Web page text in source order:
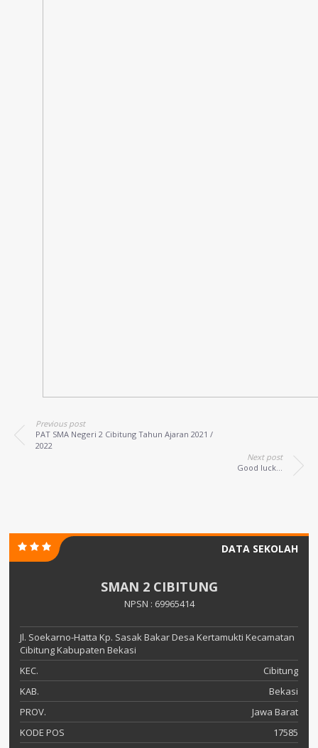
Previous post
PAT SMA Negeri 2 Cibitung Tahun Ajaran 2021 /
2022
Next post
Good luck...
DATA SEKOLAH
SMAN 2 CIBITUNG
NPSN : 69965414
Jl. Soekarno-Hatta Kp. Sasak Bakar Desa Kertamukti Kecamatan
Cibitung Kabupaten Bekasi
KEC.
Cibitung
KAB.
Bekasi
PROV.
Jawa Barat
KODE POS
17585